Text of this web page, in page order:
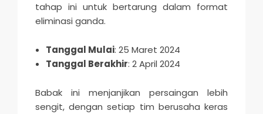
tahap ini untuk bertarung dalam format
eliminasi ganda.
Tanggal Mulai: 25 Maret 2024
Tanggal Berakhir: 2 April 2024
Babak ini menjanjikan persaingan lebih
sengit, dengan setiap tim berusaha keras